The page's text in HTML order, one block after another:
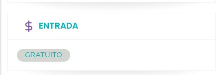
ENTRADA
GRATUITO